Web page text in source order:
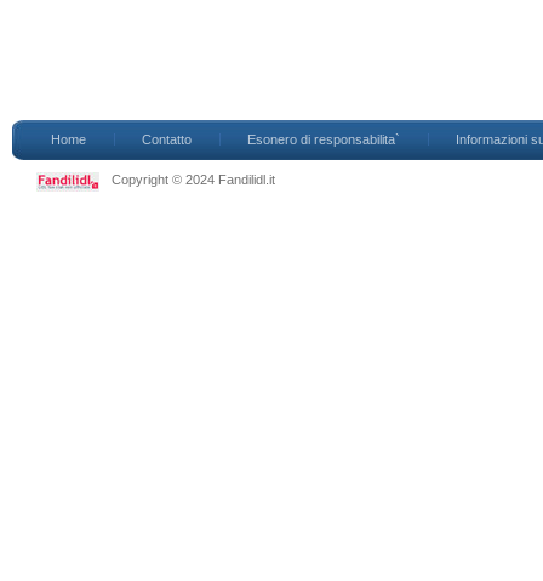
Home Contatto Esonero di responsabilita` Informazioni
Copyright © 2024 Fandilidl.it